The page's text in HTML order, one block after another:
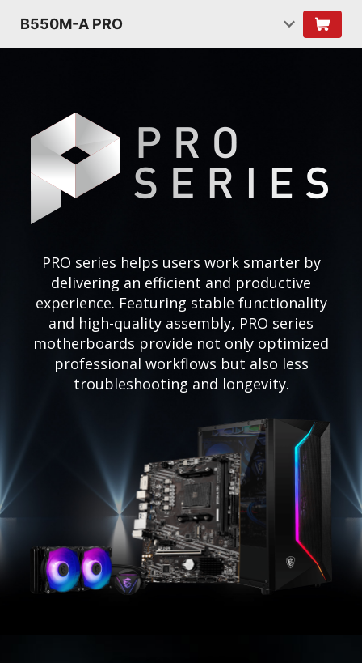
B550M-A PRO
PRO series helps users work smarter by
delivering an efficient and productive
experience. Featuring stable functionality
and high-quality assembly, PRO series
motherboards provide not only optimized
professional workflows but also less
troubleshooting and longevity.